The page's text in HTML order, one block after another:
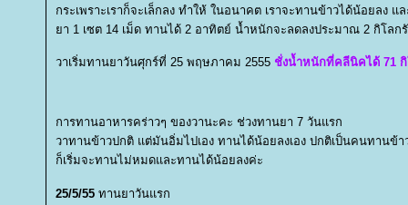
กระเพราะเราก็จะเล็กลง ทำให้ ในอนาคต เราจะทานข้าวได้น้อยลง แ
า 1 เซต 14 เม็ด ทานได้ 2 อาทิตย์ น้ำหนักจะลดลงประมาณ 2 กิโลก
วาเริ่มทานยาวันศุกร์ที่ 25 พฤษภาคม 2555 ชั่งน้ำหนักที่คลีนิคได้ 71
การทานอาหารคร่าวๆ ของวานะคะ ช่วงทานยา 7 วันแรก
วาทานข้าวปกติ แต่มันอิ่มไปเอง ทานได้น้อยลงเอง ปกติเป็นคนทานข้
ก็เริ่มจะทานไม่หมดและทานได้น้อยลงค่ะ
25/5/55 ทานยาวันแรก